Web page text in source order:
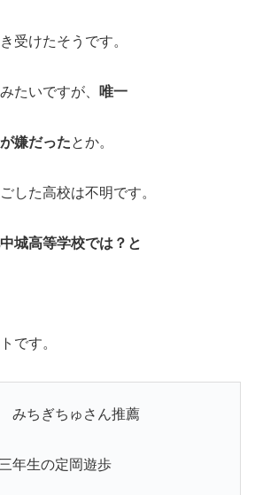
受けたそうです。
たいですが、 唯一
嫌だったとか。
した高校は不明です。
城高等学校では？と
です。
ちぎちゅさん推薦
年生の定岡遊歩